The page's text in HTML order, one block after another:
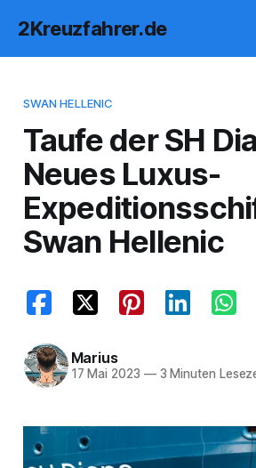
2Kreuzfahrer.de
SWAN HELLENIC
Taufe der SH
Neues Luxus-
Swan Hellenic
Marius
17 Mai 2023 —3 Minuten